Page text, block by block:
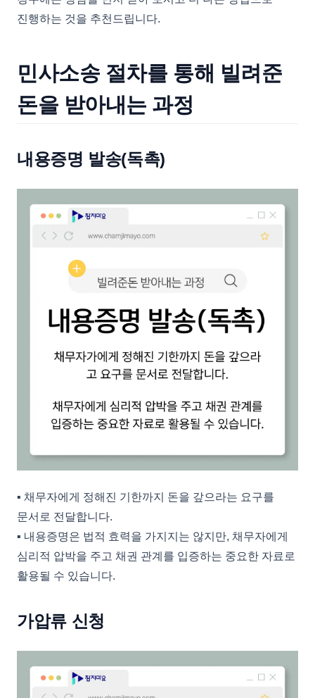
진행하는 것을 추천드립니다.
민사소송 절차를 통해 빌려준
돈을 받아내는 과정
내용증명 발송(독촉)
▪︎ 채무자에게 정해진 기한까지 돈을 갚으라는 요구를
문서로 전달합니다.
▪︎ 내용증명은 법적 효력을 가지지는 않지만, 채무자에게
심리적 압박을 주고 채권 관계를 입증하는 중요한 자료로
활용될 수 있습니다.
가압류 신청